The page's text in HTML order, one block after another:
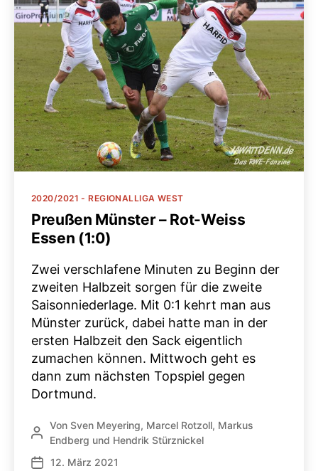
Kategorien
2020/2021 - REGIONALLIGA WEST
Preußen Münster – Rot-Weiss
Essen (1:0)
Zwei verschlafene Minuten zu Beginn der
zweiten Halbzeit sorgen für die zweite
Saisonniederlage. Mit 0:1 kehrt man aus
Münster zurück, dabei hatte man in der
ersten Halbzeit den Sack eigentlich
zumachen können. Mittwoch geht es
dann zum nächsten Topspiel gegen
Dortmund.
Beitragsautor
Von Sven Meyering, Marcel Rotzoll, Markus
Endberg und Hendrik Stürznickel
Veröffentlichungsdatum
12. März 2021